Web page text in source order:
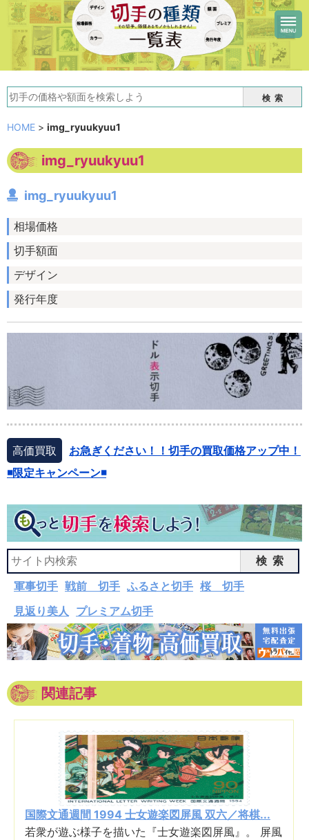
検索
HOME > img_ryuukyuu1
img_ryuukyuu1
img_ryuukyuu1
相場価格
切手額面
デザイン
発行年度
高価買取
お急ぎください！！切手の買取価格アップ中！
◾️限定キャンペーン◾️
検索
軍事切手 戦前 切手 ふるさと切手 桜 切手
見返り美人 プレミアム切手
関連記事
国際文通週間 1994 士女遊楽図屏風 双六／将棋...
若衆が遊ぶ様子を描いた『士女遊楽図屏風』。 屏風